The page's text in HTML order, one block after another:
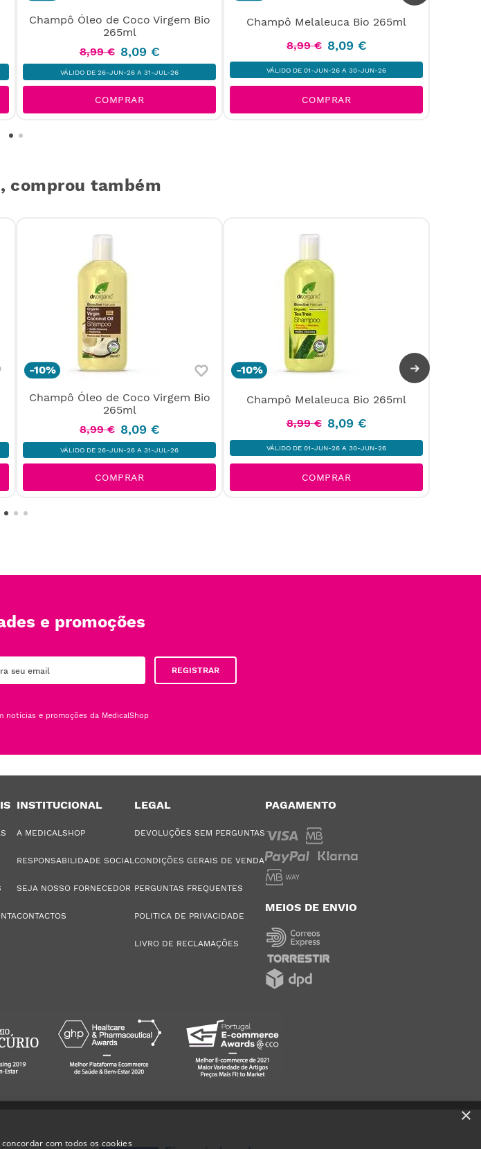
Champô Óleo de Coco Virgem Bio
265ml
8,99 € 8,09 €
VÁLIDO DE 26-JUN-26 A 31-JUL-26
COMPRAR
Champô Melaleuca Bio 265ml
8,99 € 8,09 €
VÁLIDO DE 01-JUN-26 A 30-JUN-26
COMPRAR
comprou também
-10%
Champô Óleo de Coco Virgem Bio
265ml
8,99 € 8,09 €
VÁLIDO DE 26-JUN-26 A 31-JUL-26
COMPRAR
-10%
Champô Melaleuca Bio 265ml
8,99 € 8,09 €
VÁLIDO DE 01-JUN-26 A 30-JUN-26
COMPRAR
e promoções
REGISTRAR
notícias e promoções da MedicalShop
INSTITUCIONAL
A MEDICALSHOP
RESPONSABILIDADE SOCIAL
SEJA NOSSO FORNECEDOR
CONTACTOS
LEGAL
DEVOLUÇÕES SEM PERGUNTAS
CONDIÇÕES GERAIS DE VENDA
PERGUNTAS FREQUENTES
POLITICA DE PRIVACIDADE
LIVRO DE RECLAMAÇÕES
PAGAMENTO
MEIOS DE ENVIO
×
com todos os cookies